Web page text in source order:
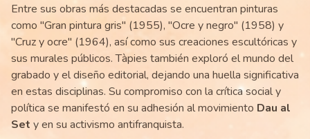
Entre sus obras más destacadas se encuentran pinturas
como "Gran pintura gris" (1955), "Ocre y negro" (1958) y
"Cruz y ocre" (1964), así como sus creaciones escultóricas y
sus murales públicos. Tàpies también exploró el mundo del
grabado y el diseño editorial, dejando una huella significativa
en estas disciplinas. Su compromiso con la crítica social y
política se manifestó en su adhesión al movimiento Dau al
Set y en su activismo antifranquista.